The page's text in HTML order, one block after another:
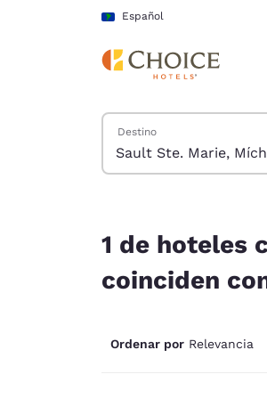
Pasar A Contenido Principal
Español
Buscar hoteles
Destino
1 de hoteles
coinciden
Ordenar por Relevancia